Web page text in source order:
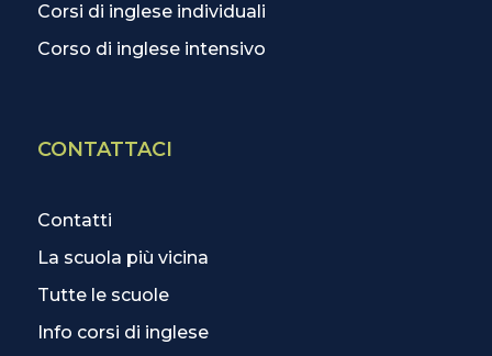
Corsi di inglese individuali
Corso di inglese intensivo
CONTATTACI
Contatti
La scuola più vicina
Tutte le scuole
Info corsi di inglese